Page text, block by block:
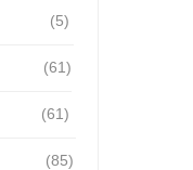
(5)
(61)
(61)
(85)